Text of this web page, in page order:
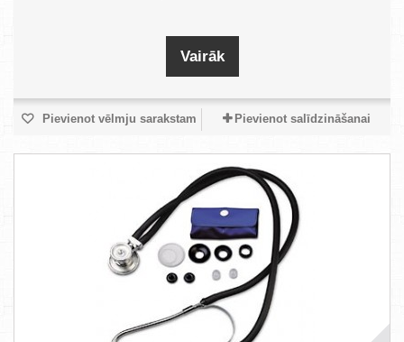
Vairāk
Pievienot vēlmju sarakstam Pievienot salīdzināšanai